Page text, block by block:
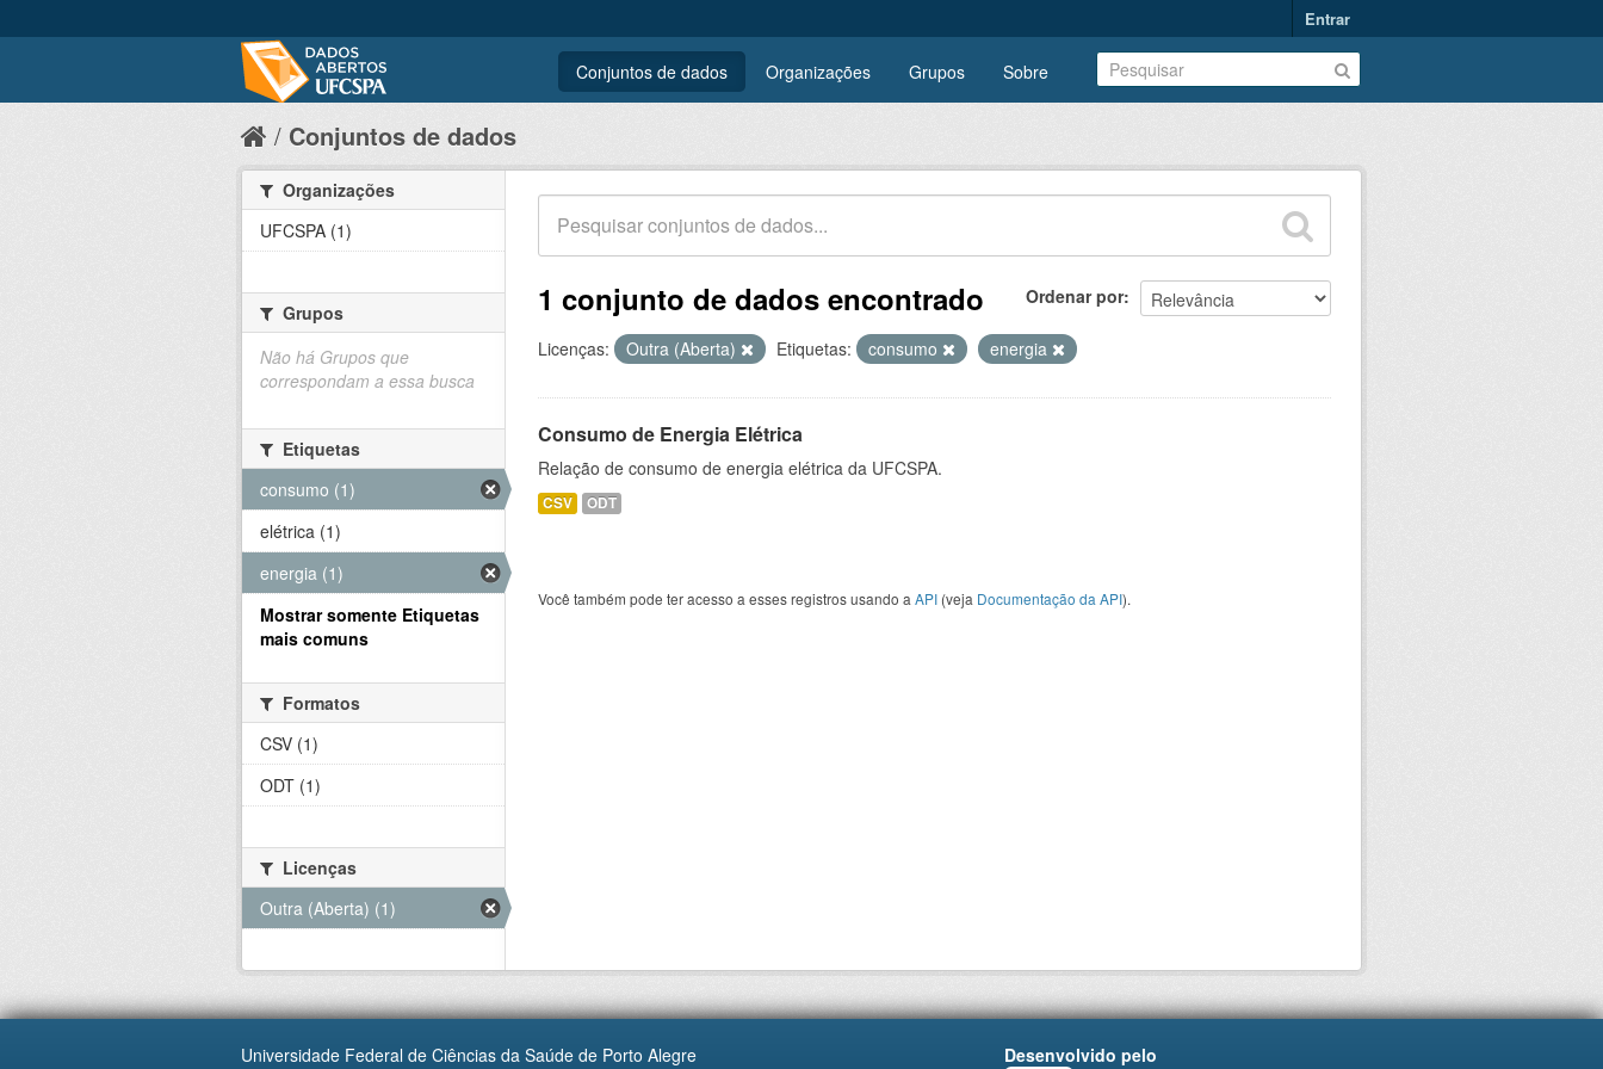
Entrar
Conjuntos de dados Organizações Grupos Sobre
Conjuntos de dados
Ordenar por
1 conjunto de dados encontrado
Licenças: Outra (Aberta) Etiquetas: consumo energia
Consumo de Energia Elétrica
Relação de consumo de energia elétrica da UFCSPA.
CSV ODT
Você também pode ter acesso a esses registros usando a API (veja Documentação da API).
Organizações
UFCSPA (1)
Grupos
Não há Grupos que
correspondam a essa busca
Etiquetas
consumo (1)
elétrica (1)
energia (1)
Mostrar somente Etiquetas
mais comuns
Formatos
CSV (1)
ODT (1)
Licenças
Outra (Aberta) (1)
Universidade Federal de Ciências da Saúde de Porto Alegre Desenvolvido pelo